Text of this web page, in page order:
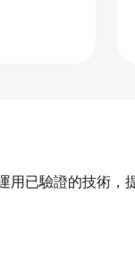
已驗證的技術，